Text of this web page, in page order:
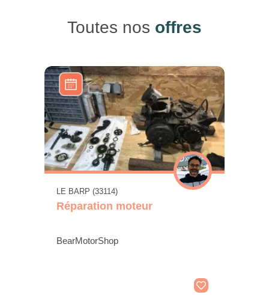
Toutes nos offres
LE BARP (33114)
Réparation moteur
BearMotorShop